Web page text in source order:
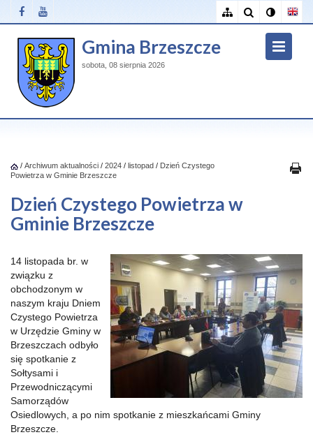
Gmina Brzeszcze
sobota, 08 sierpnia 2026
/ Archiwum aktualności / 2024 / listopad / Dzień Czystego
Powietrza w Gminie Brzeszcze
Dzień Czystego Powietrza w
Gminie Brzeszcze
14 listopada br. w
związku z
obchodzonym w
naszym kraju Dniem
Czystego Powietrza
w Urzędzie Gminy w
Brzeszczach odbyło
się spotkanie z
Sołtysami i
Przewodniczącymi
Samorządów
Osiedlowych, a po nim spotkanie z mieszkańcami Gminy
Brzeszcze.